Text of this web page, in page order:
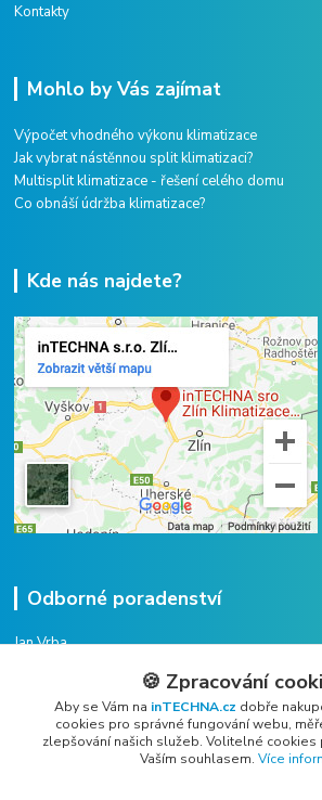
Kontakty
Mohlo by Vás zajímat
Výpočet vhodného výkonu klimatizace
Jak vybrat nástěnnou split klimatizaci?
Multisplit klimatizace - řešení celého domu
Co obnáší údržba klimatizace?
Kde nás najdete?
Odborné poradenství
Jan Vrba
vrba@intechna.cz
🍪 Zpracování
Aby se Vám na inTECHNA.cz dobře
cookies pro správné fungování webu,
zlepšování našich služeb. Volitelné cookies
Vaším souhlasem. Více